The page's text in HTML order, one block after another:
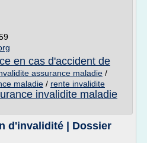
en cas d'accident de
assurance maladie /
maladie / rente invalidite
invalidite maladie
d'invalidité | Dossier